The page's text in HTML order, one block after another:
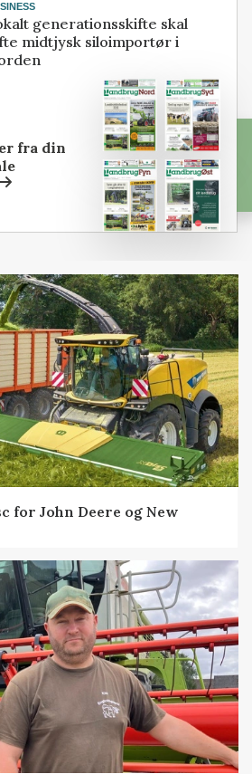
generationsskifte skal
midtjysk siloimportør i
fra din
for John Deere og New